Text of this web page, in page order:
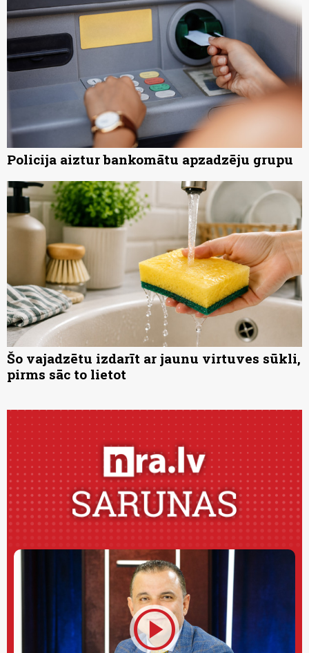
Policija aiztur bankomātu apzadzēju grupu
Šo vajadzētu izdarīt ar jaunu virtuves sūkli,
pirms sāc to lietot
play_circle